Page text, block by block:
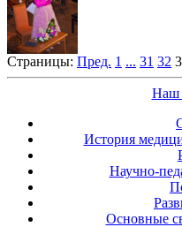
Страницы: Пред. 1 ... 31 32
Наш
История
Научно-
Основные